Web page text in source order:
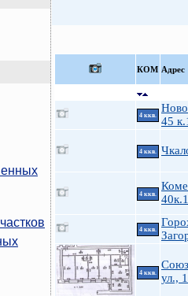
КOМ Адрес
4 ккв.
45
4 ккв.
4 ккв.
40к.1
4 ккв.
4 ккв.
ул.,